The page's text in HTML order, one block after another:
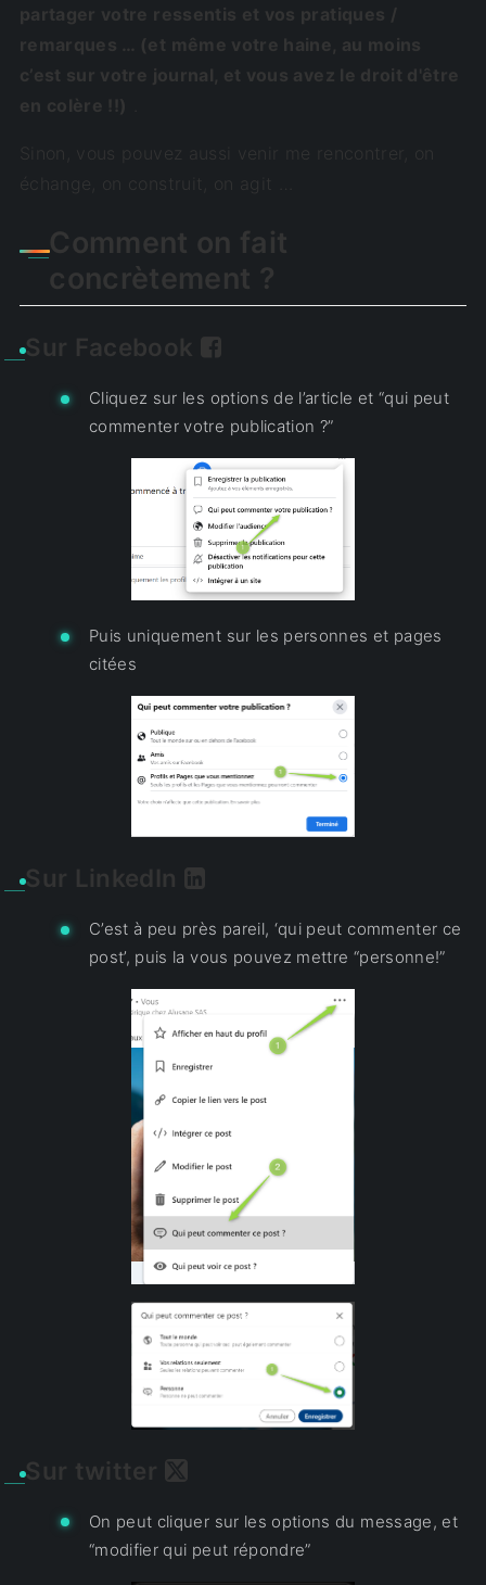
partager votre ressentis et vos pratiques /
remarques … (et même votre haine, au moins
c’est sur votre journal, et vous avez le droit d'être
en colère !!)
Sinon, vous pouvez aussi venir me rencontrer, on
échange, on construit, on agit …
Comment on fait
concrètement ?
Sur Facebook
Cliquez sur les options de l’article et “qui peut
commenter votre publication ?”
Puis uniquement sur les personnes et pages
citées
Sur LinkedIn
C’est à peu près pareil, ‘qui peut commenter ce
post’, puis la vous pouvez mettre “personne!”
Sur twitter
On peut cliquer sur les options du message, et
“modifier qui peut répondre”